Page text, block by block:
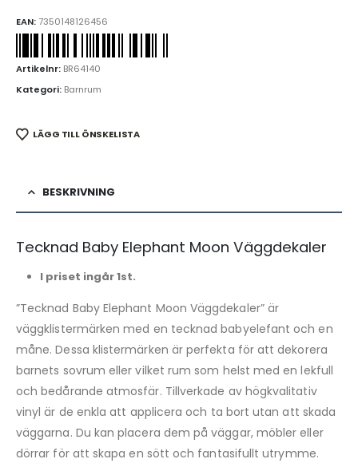
EAN:7350148126456
Artikelnr: BR64140
Kategori: Barnrum
LÄGG TILL ÖNSKELISTA
BESKRIVNING
Tecknad Baby Elephant Moon Väggdekaler
I priset ingår 1st.
”Tecknad Baby Elephant Moon Väggdekaler” är
väggklistermärken med en tecknad babyelefant och en
måne. Dessa klistermärken är perfekta för att dekorera
barnets sovrum eller vilket rum som helst med en lekfull
och bedårande atmosfär. Tillverkade av högkvalitativ
vinyl är de enkla att applicera och ta bort utan att skada
väggarna. Du kan placera dem på väggar, möbler eller
dörrar för att skapa en sött och fantasifullt utrymme.